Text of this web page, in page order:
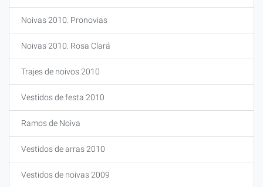
Noivas 2010. Pronovias
Noivas 2010. Rosa Clará
Trajes de noivos 2010
Vestidos de festa 2010
Ramos de Noiva
Vestidos de arras 2010
Vestidos de noivas 2009